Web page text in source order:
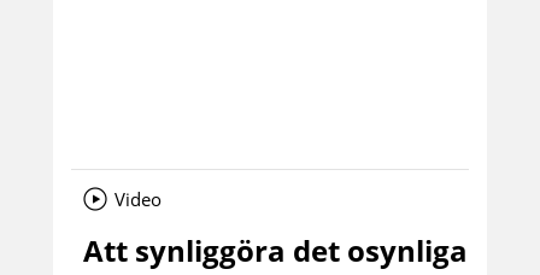
Video
Att synliggöra det osynliga